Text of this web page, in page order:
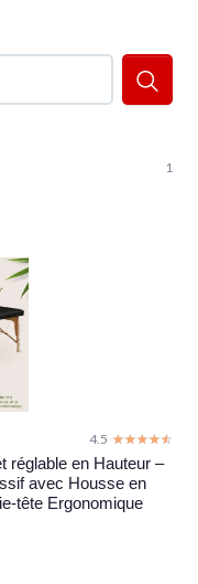
1
4.5 ☆☆☆☆☆
★★★★★
réglable en Hauteur –
avec Housse en
tête Ergonomique